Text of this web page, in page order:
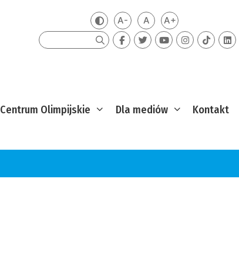
Zmień kontrast
A-Mniejsza czcionka
ADomyślna czcionka
A+Większa
Szukaj
Centrum Olimpijskie Dla mediów Kontakt